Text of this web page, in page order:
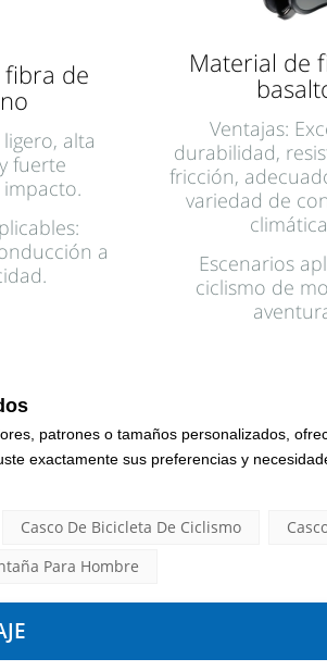
de
alta
fuerte
a
Material de
Ventajas:
durabilidad,
fricción,
variedad de
Escenarios
ciclismo de
patrones o tamaños personalizados,
exactamente sus preferencias y
Casco De Bicicleta De Ciclismo
Para Hombre